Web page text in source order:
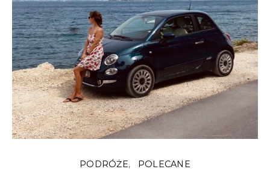
PODRÓŻE POLECANE